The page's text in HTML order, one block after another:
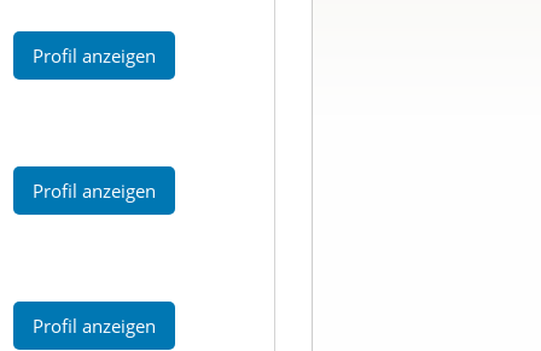
Profil anzeigen
Profil anzeigen
Profil anzeigen